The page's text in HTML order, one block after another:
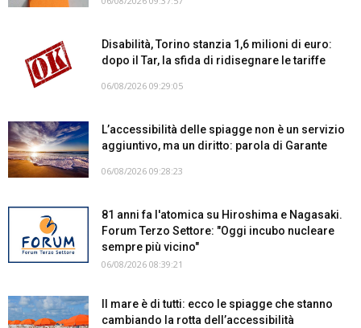
Disabilità, Torino stanzia 1,6 milioni di euro:
dopo il Tar, la sfida di ridisegnare le tariffe
06/08/2026 09:29:05
L’accessibilità delle spiagge non è un servizio
aggiuntivo, ma un diritto: parola di Garante
06/08/2026 09:28:23
81 anni fa l'atomica su Hiroshima e Nagasaki.
Forum Terzo Settore: "Oggi incubo nucleare
sempre più vicino"
06/08/2026 08:39:21
Il mare è di tutti: ecco le spiagge che stanno
cambiando la rotta dell’accessibilità